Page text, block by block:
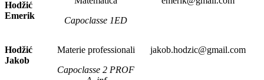
Hodžić
Emerik
Capoclasse 1ED
Hodžić
Jakob
Materie professionali
Capoclasse 2 PROF
jakob.hodzic@gmail.com